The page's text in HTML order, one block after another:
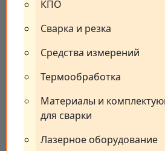
КПО
Сварка и резка
Средства измерений
Термообработка
Материалы и
для сварки
Лазерное оборудование